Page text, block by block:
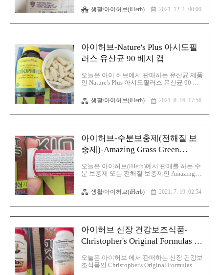
세균 중 가장 탁월한 유형으로 수십 년 동안
프로바이오닉으로 사용됐으며 인체에서 장
장내 미생물의 구성에 의해 영향을 받는다는
사실은 이미 잘 알려졌으며 프로바이오닉스
를 정기적으로 섭취하는 것은 건강한 장 내
세균 관리를 도와주며 제가 구매한 제품인
21st Century 애시도필러스 프로바이오틱 혼
합물 캡슐 150(21st Century アシドフィルス
プロバイオティクスブレンド 150粒 ) 정에
포함이 돼 있는 유산균은 다음과 같습니다.
スアシドフィルス,lactoba..
생활/아이허브(iHerb) 2021. 12. 1. 00:00
아이허브-Nature's Plus 아시도필
러스 유산균 90 베지 캡
오늘은 아이 허브에서 판매하는 유산균 제품
인 Nature's Plus 아시도필러스 유산균 90 베
보겠습니다. 일단 락토바실루스 아시도필러
스(Lactobacillus acidophilus) 유산균은 장내
은 면역계의 가장 중요한 구성 요소 중 하나
이며 정상적인 면역계 기능의 발달과 기능은
장내 미생물의 구성에 의해 영향을 받는다는
사실은 이미 잘 알려졌으며 프로바이오닉스
를 정기적으로 섭취하는 것은 건강한 장 내
세균 관리를 지원할 수 있으며 제가 구매를
하게 된 Lacidophilus La-14는 18개의 임상시
험을 포함하여 50개 이상의 과학 연구에서
생활/아이허브(iHerb) 2021. 8. 16. 17:56
아이허브-수분보충제(전해질 보
충제)-Amazing Grass Green
물 딸기 레모네이드 맛
오늘은 아이허브(iHerb)에서 판매를 하는 수
분 보충제 또는 전해질 보충제인 Amazing
화물 딸기 레모네이드 맛에 대해 적어 보겠
습니다. 여름철이 폭염 등이 오면 수분 부족
니다. 물을 마시면 도움이 되기는 하지만 더
운 날에는 이온음료를 마시고 있습니다. 오
늘은 아이허브(iHerb)에서 판매를 하는 수분
및 보충제 제품에 대해 글을 적어 보겠습니
다. 전해질은 사람은 체중의 60%가 수분으로
구성이 돼 있습니다. 여기서 수분은 세포 내
액과 세포외액으로 구성돼 있는데 체액 중에
는 전해질과 비전해질이 용해되어 혼합되어
생활/아이허브(iHerb) 2021. 7. 19. 02:54
아이허브 신장 건강보조식품-
Christopher's Original Formulas 신
오늘은 아이허브 에서 판매하는 신장 건강보
조식품인 Christopher's Original Formulas 신